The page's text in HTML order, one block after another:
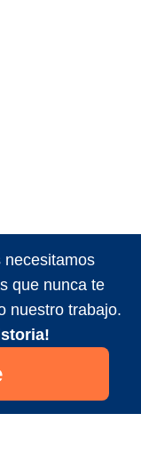
necesitamos
que nunca te
nuestro trabajo.